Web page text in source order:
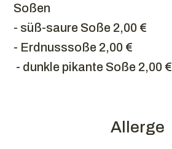
Soßen
- süß-saure Soße 2,00 €
- Erdnusssoße 2,00 €
- dunkle pikante Soße 2,00 €
Allerge